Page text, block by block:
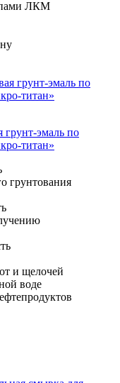
ЛКМ
эмаль по
титан»
грунтования
и щелочей
воде